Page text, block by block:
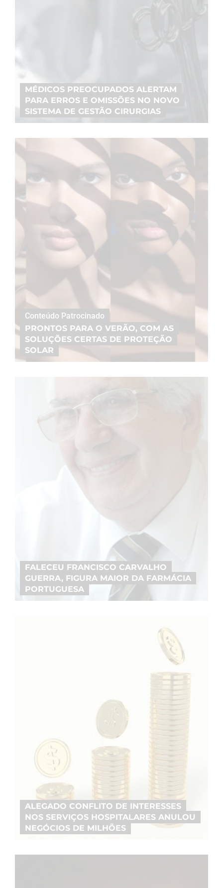
MÉDICOS PREOCUPADOS ALERTAM
PARA ERROS E OMISSÕES NO NOVO
SISTEMA DE GESTÃO CIRURGIAS
Conteúdo Patrocinado
PRONTOS PARA O VERÃO, COM AS
SOLUÇÕES CERTAS DE PROTEÇÃO
SOLAR
FALECEU FRANCISCO CARVALHO
GUERRA, FIGURA MAIOR DA FARMÁCIA
PORTUGUESA
ALEGADO CONFLITO DE INTERESSES
NOS SERVIÇOS HOSPITALARES ANULOU
NEGÓCIOS DE MILHÕES